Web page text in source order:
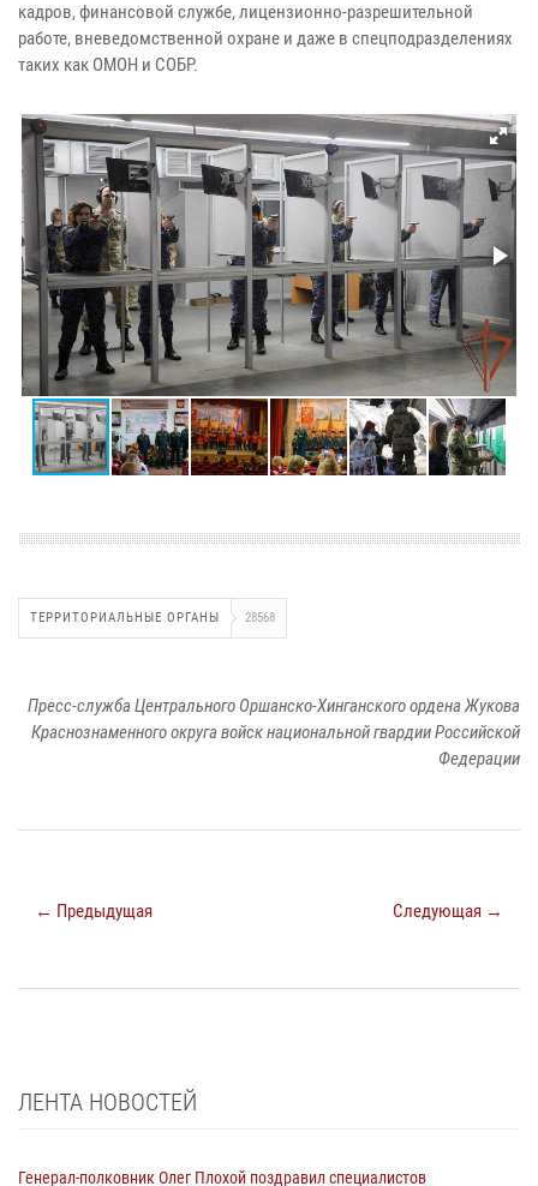
кадров, финансовой службе, лицензионно-разрешительной
работе, вневедомственной охране и даже в спецподразделениях
таких как ОМОН и СОБР.
ТЕРРИТОРИАЛЬНЫЕ ОРГАНЫ 28568
Пресс-служба Центрального Оршанско-Хинганского ордена Жукова
Краснознаменного округа войск национальной гвардии Российской
Федерации
← Предыдущая Следующая →
ЛЕНТА НОВОСТЕЙ
Генерал-полковник Олег Плохой поздравил специалистов